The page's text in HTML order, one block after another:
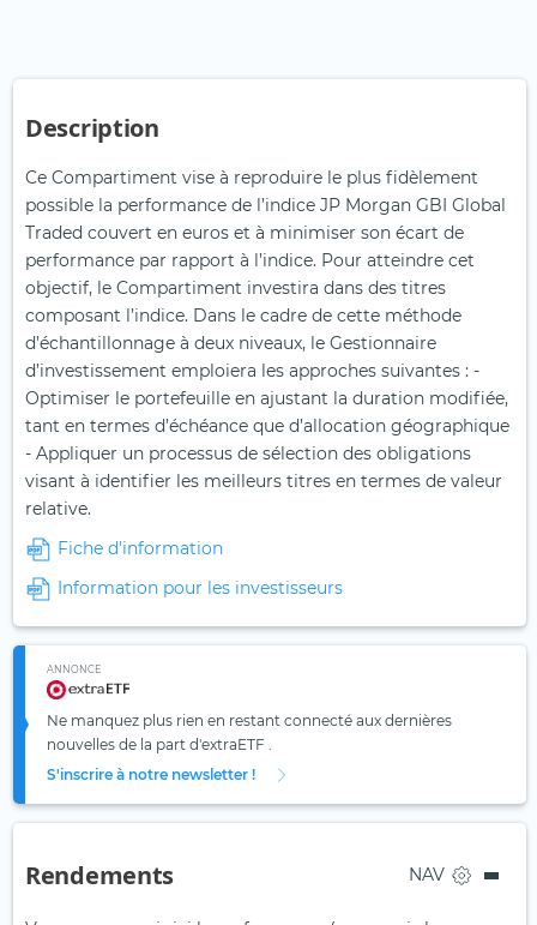
Description
Ce Compartiment vise à reproduire le plus fidèlement
possible la performance de l’indice JP Morgan GBI Global
Traded couvert en euros et à minimiser son écart de
performance par rapport à l’indice. Pour atteindre cet
objectif, le Compartiment investira dans des titres
composant l’indice. Dans le cadre de cette méthode
d’échantillonnage à deux niveaux, le Gestionnaire
d’investissement emploiera les approches suivantes : -
Optimiser le portefeuille en ajustant la duration modifiée,
tant en termes d’échéance que d’allocation géographique
- Appliquer un processus de sélection des obligations
visant à identifier les meilleurs titres en termes de valeur
relative.
Fiche d'information
Information pour les investisseurs
ANNONCE
Ne manquez plus rien en restant connecté aux dernières
nouvelles de la part d'extraETF .
S'inscrire à notre newsletter !
Rendements NAV